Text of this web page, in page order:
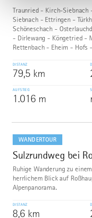
Traunried - Kirch-Siebnach
Siebnach - Ettringen -
Schöneschach -
- Dirlewang - Köngetried -
Rettenbach - Eheim - Hofs
DISTANZ
79,5 km
AUFSTIEG
1.016 m
WANDERTOUR
5
Sulzrundweg bei
Ruhige Wanderung zu
herrlichem Blick auf
Alpenpanorama.
DISTANZ
8,6 km
dazu